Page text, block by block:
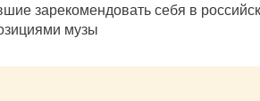
зарекомендовать себя в
музы